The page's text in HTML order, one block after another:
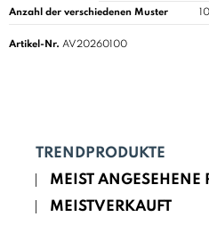
Anzahl der verschiedenen Muster
Artikel-Nr. AV20260100
TRENDPRODUKTE
MEIST ANGESEHENE
MEISTVERKAUFT